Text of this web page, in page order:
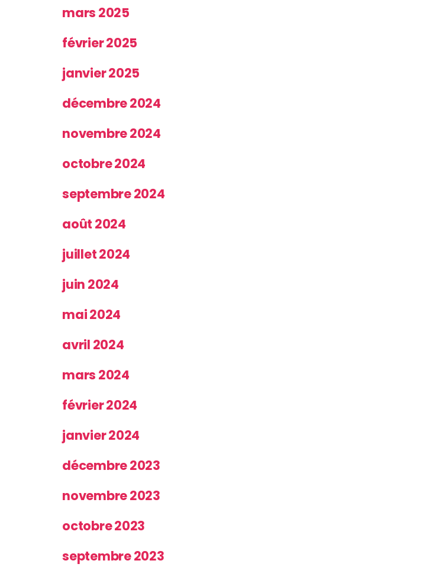
mars 2025
février 2025
janvier 2025
décembre 2024
novembre 2024
octobre 2024
septembre 2024
août 2024
juillet 2024
juin 2024
mai 2024
avril 2024
mars 2024
février 2024
janvier 2024
décembre 2023
novembre 2023
octobre 2023
septembre 2023